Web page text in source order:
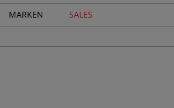
MARKEN SALES